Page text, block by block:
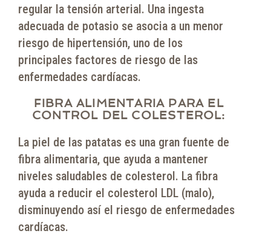
regular la tensión arterial. Una ingesta
adecuada de potasio se asocia a un menor
riesgo de hipertensión, uno de los
principales factores de riesgo de las
enfermedades cardíacas.
FIBRA ALIMENTARIA PARA EL
CONTROL DEL COLESTEROL:
La piel de las patatas es una gran fuente de
fibra alimentaria, que ayuda a mantener
niveles saludables de colesterol. La fibra
ayuda a reducir el colesterol LDL (malo),
disminuyendo así el riesgo de enfermedades
cardíacas.